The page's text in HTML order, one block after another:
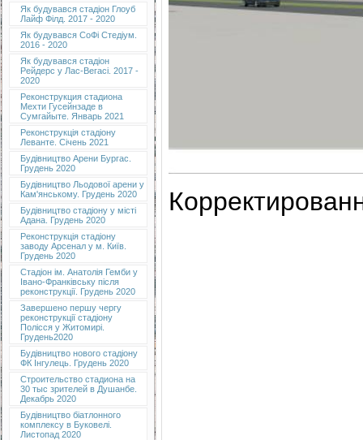
Як будувався стадіон Глоуб
Лайф Філд. 2017 - 2020
Як будувався СоФі Стедіум.
2016 - 2020
Як будувався стадіон
Рейдерс у Лас-Вегасі. 2017 -
2020
Реконструкция стадиона
Мехти Гусейнзаде в
Сумгайыте. Январь 2021
Реконструкція стадіону
Леванте. Січень 2021
Будівництво Арени Бургас.
Грудень 2020
Будівництво Льодової арени у
Кам'янському. Грудень 2020
Будівництво стадіону у місті
Адана. Грудень 2020
Реконструкція стадіону
заводу Арсенал у м. Київ.
Грудень 2020
Cтадіон ім. Анатолія Гемби у
Івано-Франківську після
реконструкції. Грудень 2020
Завершено першу чергу
реконструкції стадіону
Полісся у Житомирі.
Грудень2020
Будівництво нового стадіону
ФК Інгулець. Грудень 2020
Строительство стадиона на
30 тыс зрителей в Душанбе.
Декабрь 2020
Будівництво біатлонного
комплексу в Буковелі.
Листопад 2020